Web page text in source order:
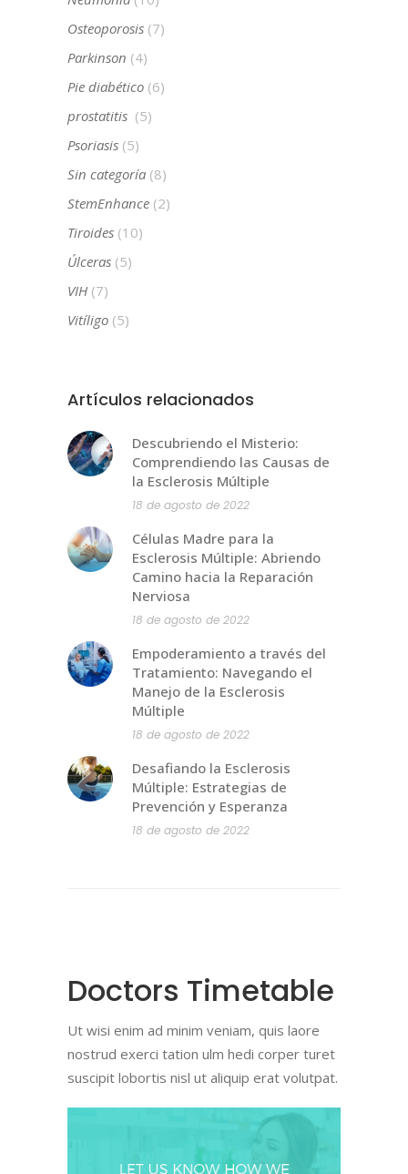
Osteoporosis (7)
Parkinson (4)
Pie diabético (6)
prostatitis (5)
Psoriasis (5)
Sin categoría (8)
StemEnhance (2)
Tiroides (10)
Úlceras (5)
VIH (7)
Vitíligo (5)
Artículos relacionados
Descubriendo el Misterio:
Comprendiendo las Causas de
la Esclerosis Múltiple
18 de agosto de 2022
Células Madre para la
Esclerosis Múltiple: Abriendo
Camino hacia la Reparación
Nerviosa
18 de agosto de 2022
Empoderamiento a través del
Tratamiento: Navegando el
Manejo de la Esclerosis
Múltiple
18 de agosto de 2022
Desafiando la Esclerosis
Múltiple: Estrategias de
Prevención y Esperanza
18 de agosto de 2022
Doctors Timetable
Ut wisi enim ad minim veniam, quis laore
nostrud exerci tation ulm hedi corper turet
suscipit lobortis nisl ut aliquip erat volutpat.